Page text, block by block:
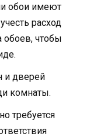
обои имеют
расход
обоев, чтобы
и дверей
комнаты.
требуется